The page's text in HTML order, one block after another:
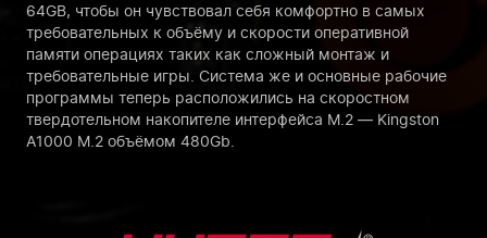
64GB, чтобы он чувствовал себя комфортно в самых
требовательных к объёму и скорости оперативной
памяти операциях таких как сложный монтаж и
требовательные игры. Система же и основные рабочие
программы теперь расположились на скоростном
твердотельном накопителе интерфейса M.2 — Kingston
A1000 M.2 объёмом 480Gb.